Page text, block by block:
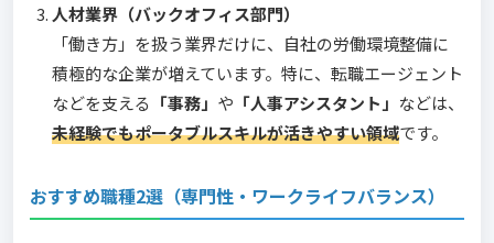
人材業界（バックオフィス部門）
「働き方」を扱う業界だけに、自社の労働環境整備に
積極的な企業が増えています。特に、転職エージェント
などを支える 「事務」 や 「人事アシスタント」 などは、
未経験でもポータブルスキルが活きやすい領域です。
おすすめ職種2選（専門性・ワークライフバランス）